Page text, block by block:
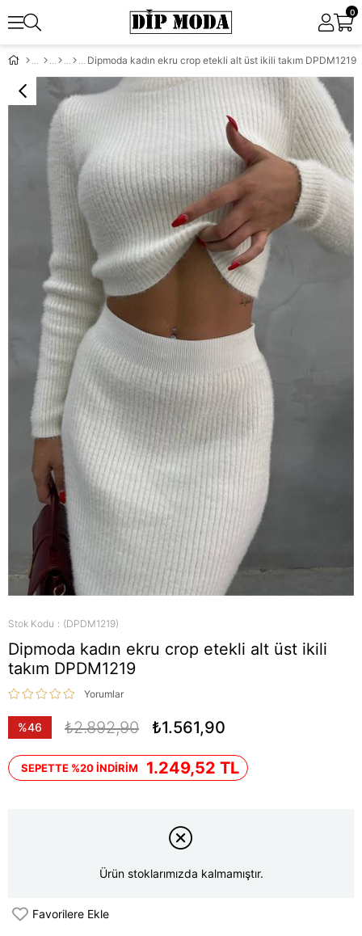
0
Dipmoda kadın ekru crop etekli alt üst ikili takım DPDM1219
Stok Kodu (DPDM1219)
Dipmoda kadın ekru crop etekli alt üst ikili
takım DPDM1219
Yorumlar
%46
₺2.892,90 ₺1.561,90
SEPETTE %20 İNDİRİM 1.249,52 TL
Ürün stoklarımızda kalmamıştır.
Favorilere Ekle